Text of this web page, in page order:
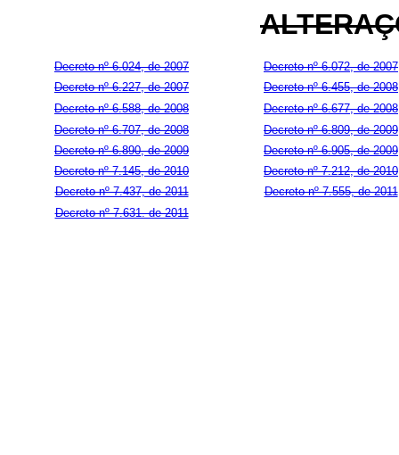
Decreto nº 6.024, de 2007
Decreto nº 6.072, de 2007
Decreto nº 6.227, de 2007
Decreto nº 6.455, de 2008
Decreto nº 6.588, de 2008
Decreto nº 6.677, de 2008
Decreto nº 6.707, de 2008
Decreto nº 6.809, de 2009
Decreto nº 6.890, de 2009
Decreto nº 6.905, de 2009
Decreto nº 7.145, de 2010
Decreto nº 7.212, de 2010
Decreto nº 7.437, de 2011
Decreto nº 7.555, de 2011
Decreto nº 7.631. de 2011